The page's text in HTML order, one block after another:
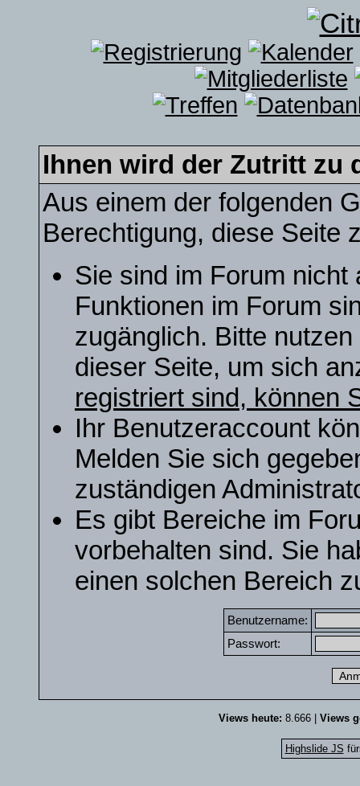
Ihnen wird der Zutritt zu
Aus einem der folgenden
Berechtigung, diese Seite
Sie sind im Forum nicht
Funktionen im Forum
zugänglich. Bitte
dieser Seite, um sich
registriert sind, können
Ihr Benutzeraccount
Melden Sie sich
zuständigen
Es gibt Bereiche im
vorbehalten sind. Sie
einen solchen Bereich
Benutzername:
Passwort:
Views heute: 8.666 | Views
Highslide JS